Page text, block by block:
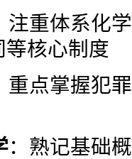
注重体系化
等核心制度
重点掌握犯
：熟记基础